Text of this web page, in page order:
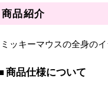
商品紹介
ミッキーマウスの全身の
商品仕様について